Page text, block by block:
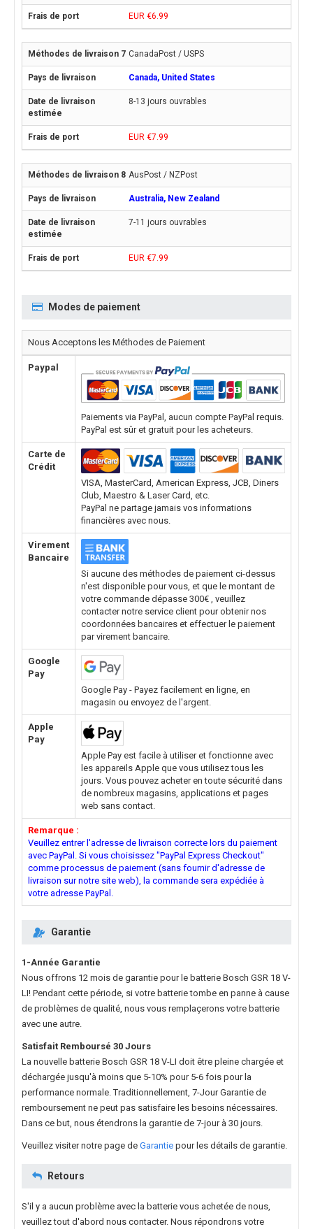
EUR €6.99
CanadaPost / USPS
Canada, United States
8-13 jours ouvrables
EUR €7.99
AusPost / NZPost
Australia, New Zealand
7-11 jours ouvrables
EUR €7.99
Modes de paiement
Nous Acceptons les Méthodes de Paiement
Paypal
Paiements via PayPal, aucun compte PayPal requis.
PayPal est sûr et gratuit pour les acheteurs.
Carte de
Crédit
VISA, MasterCard, American Express, JCB, Diners
Club, Maestro & Laser Card, etc.
PayPal ne partage jamais vos informations
financières avec nous.
Virement
Bancaire
Si aucune des méthodes de paiement ci-dessus
n'est disponible pour vous, et que le montant de
votre commande dépasse 300€ , veuillez
contacter notre service client pour obtenir nos
coordonnées bancaires et effectuer le paiement
par virement bancaire.
Google
Pay
Google Pay - Payez facilement en ligne, en
magasin ou envoyez de l'argent.
Apple
Pay
Apple Pay est facile à utiliser et fonctionne avec
les appareils Apple que vous utilisez tous les
jours. Vous pouvez acheter en toute sécurité dans
de nombreux magasins, applications et pages
web sans contact.
Remarque :
Veuillez entrer l'adresse de livraison correcte lors du paiement
avec PayPal. Si vous choisissez "PayPal Express Checkout"
comme processus de paiement (sans fournir d'adresse de
livraison sur notre site web), la commande sera expédiée à
votre adresse PayPal.
Garantie
1-Année Garantie
Nous offrons 12 mois de garantie pour le batterie Bosch GSR 18 V-
LI! Pendant cette période, si votre batterie tombe en panne à cause
de problèmes de qualité, nous vous remplaçerons votre batterie
avec une autre.
Satisfait Remboursé 30 Jours
La nouvelle batterie Bosch GSR 18 V-LI doit être pleine chargée et
déchargée jusqu'à moins que 5-10% pour 5-6 fois pour la
performance normale. Traditionnellement, 7-Jour Garantie de
remboursement ne peut pas satisfaire les besoins nécessaires.
Dans ce but, nous étendrons la garantie de 7-jour à 30 jours.
Veuillez visiter notre page de Garantie pour les détails de garantie.
Retours
S'il y a aucun problème avec la batterie vous achetée de nous,
veuillez tout d'abord nous contacter. Nous répondrons votre